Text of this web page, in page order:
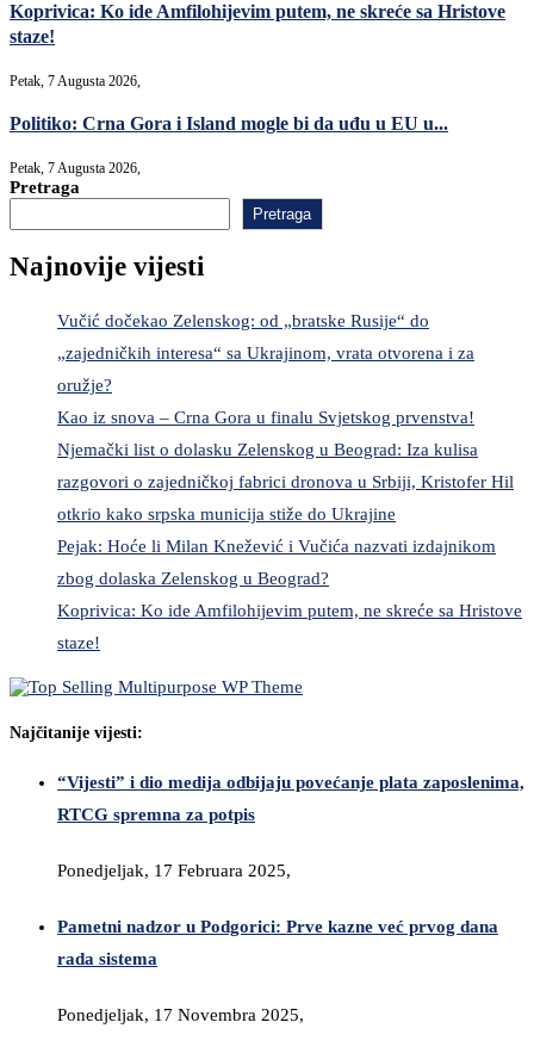
Koprivica: Ko ide Amfilohijevim putem, ne skreće sa Hristove
staze!
Petak, 7 Augusta 2026,
Politiko: Crna Gora i Island mogle bi da uđu u EU u...
Petak, 7 Augusta 2026,
Pretraga
Pretraga
Najnovije vijesti
Vučić dočekao Zelenskog: od „bratske Rusije“ do
„zajedničkih interesa“ sa Ukrajinom, vrata otvorena i za
oružje?
Kao iz snova – Crna Gora u finalu Svjetskog prvenstva!
Njemački list o dolasku Zelenskog u Beograd: Iza kulisa
razgovori o zajedničkoj fabrici dronova u Srbiji, Kristofer Hil
otkrio kako srpska municija stiže do Ukrajine
Pejak: Hoće li Milan Knežević i Vučića nazvati izdajnikom
zbog dolaska Zelenskog u Beograd?
Koprivica: Ko ide Amfilohijevim putem, ne skreće sa Hristove
staze!
Najčitanije vijesti:
“Vijesti” i dio medija odbijaju povećanje plata zaposlenima,
RTCG spremna za potpis
Ponedjeljak, 17 Februara 2025,
Pametni nadzor u Podgorici: Prve kazne već prvog dana
rada sistema
Ponedjeljak, 17 Novembra 2025,